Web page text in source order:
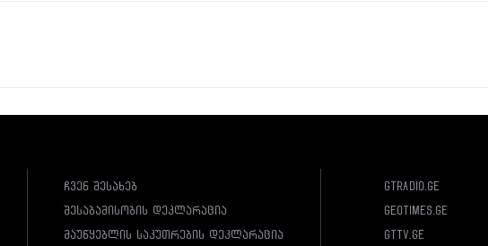
ჩვენ შესახებ
შესაბამისობის დეკლარაცია
მაუწყებლის საკუთრების დეკლარაცია
gtradio.ge
geotimes.ge
gttv.ge